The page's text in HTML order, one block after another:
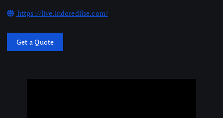
https://live.indoredilse.com/
Get a Quote